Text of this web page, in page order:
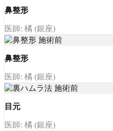
鼻整形
医師: 橘 (銀座)
鼻整形
医師: 橘 (銀座)
目元
医師: 橘 (銀座)